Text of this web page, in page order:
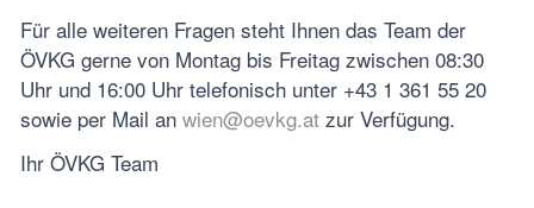
Für alle weiteren Fragen steht Ihnen das Team der
ÖVKG gerne von Montag bis Freitag zwischen 08:30
Uhr und 16:00 Uhr telefonisch unter +43 1 361 55 20
sowie per Mail an wien@oevkg.at zur Verfügung.
Ihr ÖVKG Team